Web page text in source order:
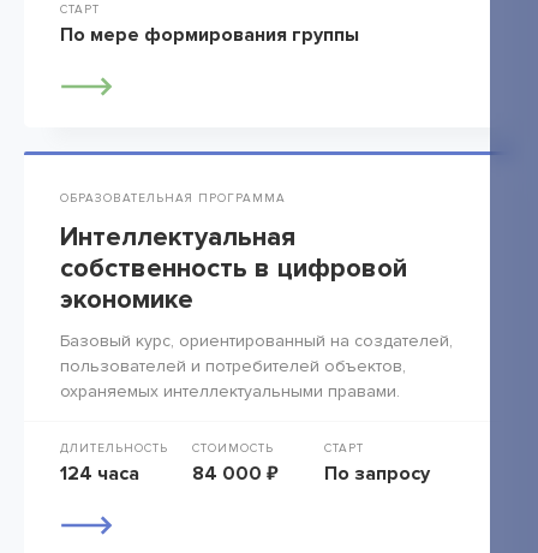
СТАРТ
По мере формирования группы
ОБРАЗОВАТЕЛЬНАЯ ПРОГРАММА
Интеллектуальная
собственность в цифровой
экономике
Базовый курс, ориентированный на создателей,
пользователей и потребителей объектов,
охраняемых интеллектуальными правами.
ДЛИТЕЛЬНОСТЬ
124 часа
СТОИМОСТЬ
84 000 ₽
СТАРТ
По запросу